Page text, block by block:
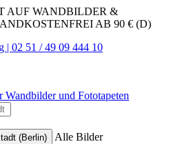
AUF WANDBILDER &
AB 90 € (D)
| 02 51 / 49 09 444 10
(Berlin)
Alle Bilder